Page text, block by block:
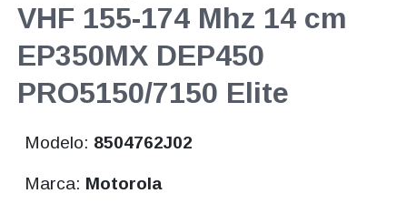
VHF 155-174 Mhz 14 cm
EP350MX DEP450
PRO5150/7150 Elite
Modelo: 8504762J02
Marca: Motorola